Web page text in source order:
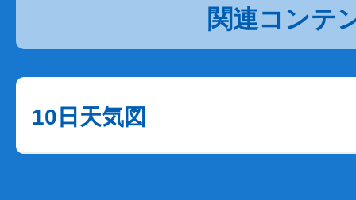
関連コンテ
10日天気図